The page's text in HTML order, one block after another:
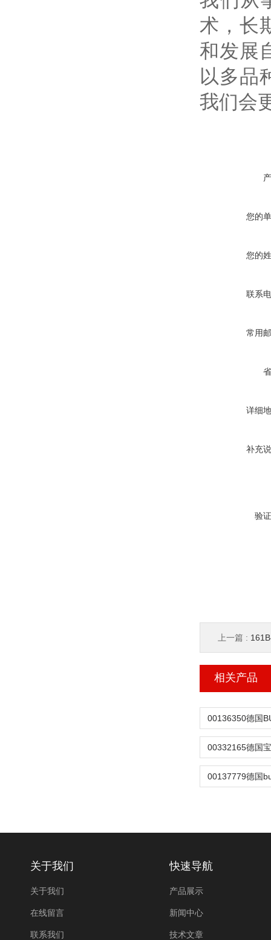
术，长
和发展
以多品
我们会
您的
您的
联系
常用
详细
补充
验
上一篇 :
相关产品
关于我们
关于我们
在线留言
联系我们
快速导航
产品展示
新闻中心
技术文章